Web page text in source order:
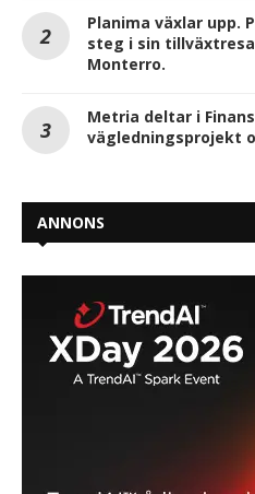
Planima växlar upp.
steg i sin
Monterro.
Metria deltar i
vägledningsprojekt
ANNONS